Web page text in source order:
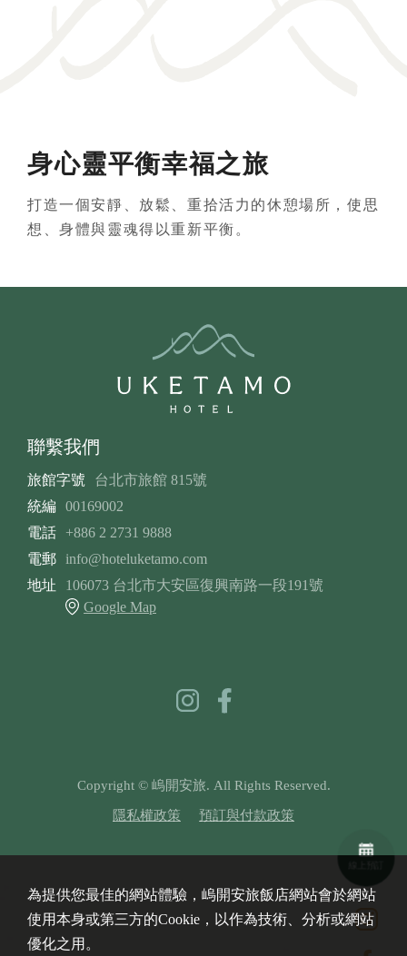
身心靈平衡幸福之旅
打造一個安靜、放鬆、重拾活力的休憩場所，使思
想、身體與靈魂得以重新平衡。
聯繫我們
旅館字號
台北市旅館 815號
統編 00169002
電話
+886 2 2731 9888
電郵
info@hoteluketamo.com
地址
106073 台北市大安區復興南路一段191號
Google Map
Copyright © 嵨開安旅. All Rights Reserved.
隱私權政策 預訂與付款政策
為提供您最佳的網站體驗，嵨開安旅飯店網站會於網站
使用本身或第三方的Cookie，以作為技術、分析或網站
優化之用。